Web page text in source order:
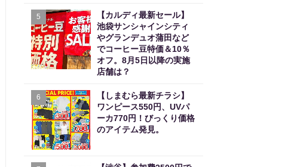
5
【カルディ最新セール】
池袋サンシャインシティ
やグランデュオ蒲田など
でコーヒー豆特価＆10％
オフ。8月5日以降の実施
店舗は？
6
【しまむら最新チラシ】
ワンピース550円、UVパ
ーカ770円！びっくり価格
のアイテム発見。